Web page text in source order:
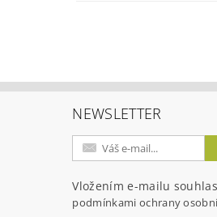
NEWSLETTER
Vložením e-mailu
podmínkami ochrany